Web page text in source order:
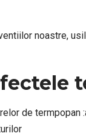
noastre,
de termpopan